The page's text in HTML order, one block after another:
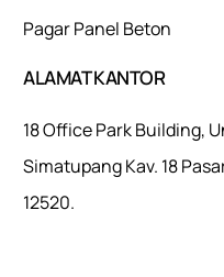
Pagar Panel Beton
ALAMAT KANTOR
18 Office Park Building,
Simatupang Kav. 18
12520.